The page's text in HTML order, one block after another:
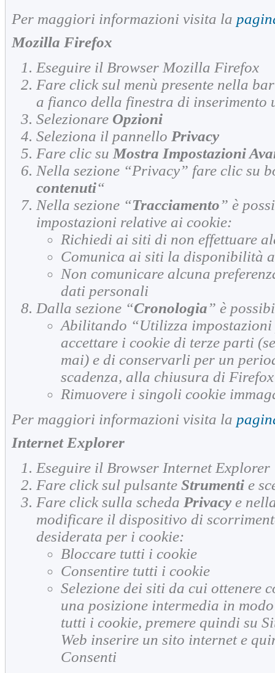
Per maggiori informazioni visita la
Mozilla Firefox
Eseguire il Browser Mozilla Firefox
Fare click sul menù presente nella
a fianco della finestra di inserimento
Selezionare Opzioni
Seleziona il pannello Privacy
Fare clic su Mostra Impostazioni
Nella sezione “Privacy” fare clic su
contenuti“
Nella sezione “Tracciamento” è
impostazioni relative ai cookie:
Richiedi ai siti di non effettuare
Comunica ai siti la disponibilità
Non comunicare alcuna
dati personali
Dalla sezione “Cronologia” è
Abilitando “Utilizza impostazioni
accettare i cookie di terze parti
mai) e di conservarli per un
scadenza, alla chiusura di
Rimuovere i singoli cookie
Per maggiori informazioni visita la
Internet Explorer
Eseguire il Browser Internet Explorer
Fare click sul pulsante Strumenti e
Fare click sulla scheda Privacy e
modificare il dispositivo di
desiderata per i cookie:
Bloccare tutti i cookie
Consentire tutti i cookie
Selezione dei siti da cui ottenere
una posizione intermedia in
tutti i cookie, premere quindi su
Web inserire un sito internet e
Consenti